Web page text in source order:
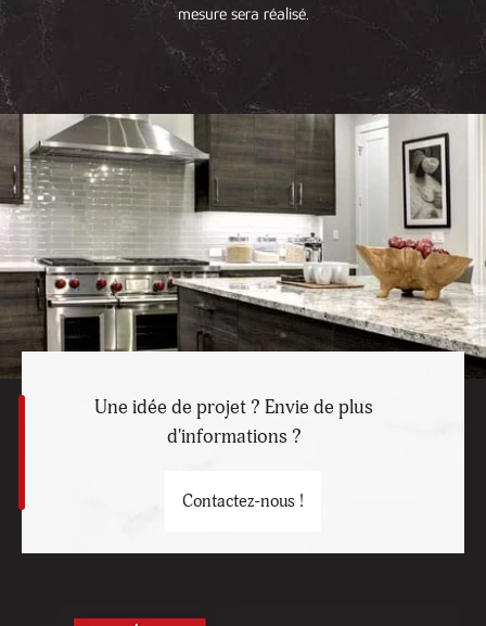
mesure sera réalisé.
Une idée de projet ? Envie de plus
d'informations ?
Contactez-nous !